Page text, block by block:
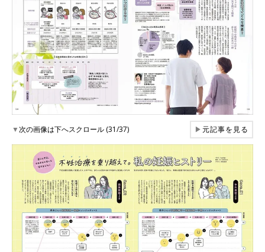
▼次の画像は下へスクロール (31/37) ▶元記事を見る